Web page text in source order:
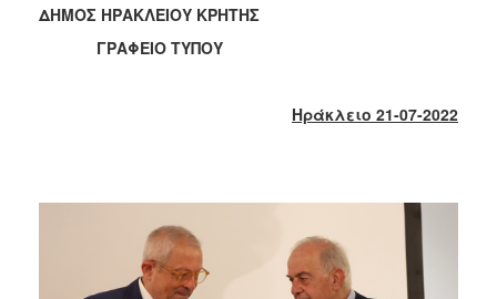
2019
2018
ΔΗΜΟΣ ΗΡΑΚΛΕΙΟΥ ΚΡΗΤΗΣ
ΓΡΑΦΕΙΟ ΤΥΠΟΥ
Ηράκλειο 21-07-2022